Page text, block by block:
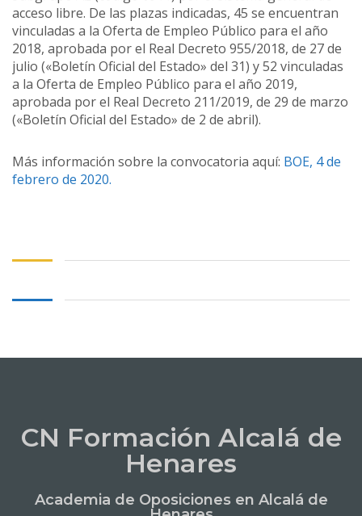
acceso libre. De las plazas indicadas, 45 se encuentran
vinculadas a la Oferta de Empleo Público para el año
2018, aprobada por el Real Decreto 955/2018, de 27 de
julio («Boletín Oficial del Estado» del 31) y 52 vinculadas
a la Oferta de Empleo Público para el año 2019,
aprobada por el Real Decreto 211/2019, de 29 de marzo
(«Boletín Oficial del Estado» de 2 de abril).
Más información sobre la convocatoria aquí: BOE, 4 de
febrero de 2020.
CN Formación Alcalá de
Henares
Academia de Oposiciones en Alcalá de